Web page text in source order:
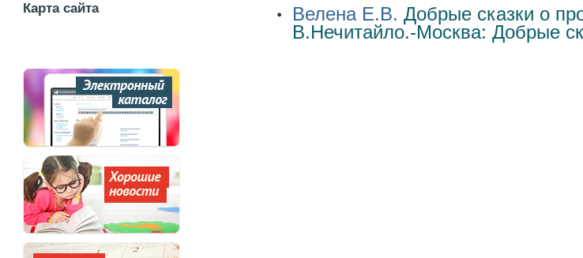
Карта сайта
Велена Е.В. Добрые сказки о
В.Нечитайло.-Москва: Добрые